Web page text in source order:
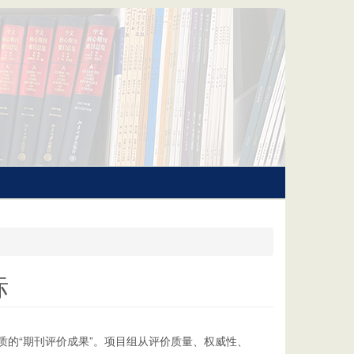
“期刊评价成果”。项目组从评价质量、权威性、